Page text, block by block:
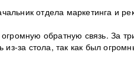
отдела маркетинга и
обратную связь. За
из-за стола, так как был